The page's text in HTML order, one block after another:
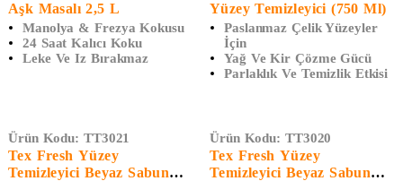
Aşk Masalı 2,5 L
Manolya & Frezya Kokusu
24 Saat Kalıcı Koku
Leke Ve Iz Bırakmaz
Yüzey Temizleyici (750 Ml)
Paslanmaz Çelik Yüzeyler
İçin
Yağ Ve Kir Çözme Gücü
Parlaklık Ve Temizlik Etkisi
Ürün Kodu: TT3021
Tex Fresh Yüzey
Temizleyici Beyaz Sabun
Ürün Kodu: TT3020
Tex Fresh Yüzey
Temizleyici Beyaz Sabun